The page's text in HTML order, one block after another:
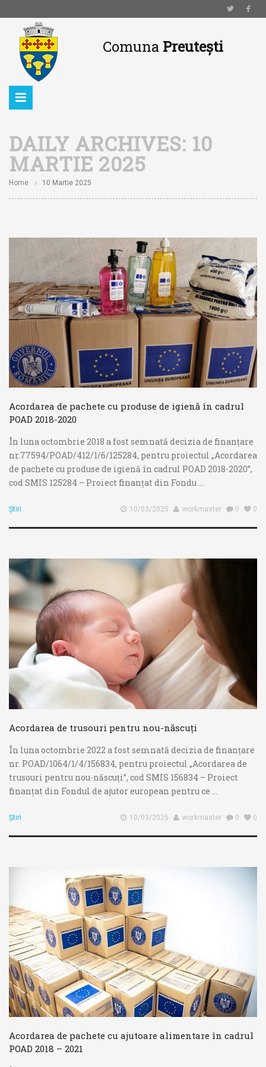
ComunaPreutești
DAILY ARCHIVES: 10
MARTIE 2025
Home 10 Martie 2025
Acordarea de pachete cu produse de igienă în cadrul
POAD 2018-2020
În luna octombrie 2018 a fost semnată decizia de finanțare
nr.77594/POAD/412/1/6/125284, pentru proiectul „Acordarea
de pachete cu produse de igienă în cadrul POAD 2018-2020”,
cod SMIS 125284 – Proiect finanțat din Fondu ...
Știri 10/03/2025 workmaster 0 0
Acordarea de trusouri pentru nou-născuți
În luna octombrie 2022 a fost semnată decizia de finanțare
nr. POAD/1064/1/4/156834, pentru proiectul „Acordarea de
trusouri pentru nou-născuți”, cod SMIS 156834 – Proiect
finanțat din Fondul de ajutor european pentru ce ...
Știri 10/03/2025 workmaster 0 0
Acordarea de pachete cu ajutoare alimentare în cadrul
POAD 2018 – 2021